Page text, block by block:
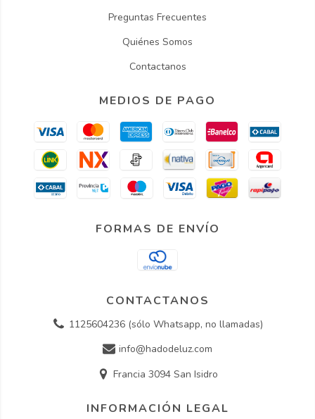
Preguntas Frecuentes
Quiénes Somos
Contactanos
MEDIOS DE PAGO
FORMAS DE ENVÍO
CONTACTANOS
1125604236 (sólo Whatsapp, no llamadas)
info@hadodeluz.com
Francia 3094 San Isidro
INFORMACIÓN LEGAL